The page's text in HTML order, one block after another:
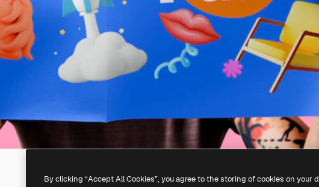
By clicking “Accept All Cookies”, you agree to the storing of cookies on your